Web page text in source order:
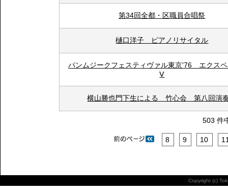
第34回全都・区職員合唱祭
樋口洋子 ピアノリサイタル
パンムジークフェスティヴァル東京'76 エクス
Ⅴ
横山勝也門下生による 竹心会 第八回演
503 件
8 9 10
Copyright (c)